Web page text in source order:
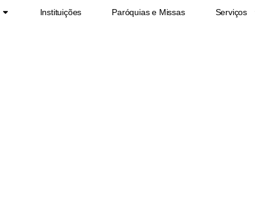
Instituições Paróquias e Missas Serviços